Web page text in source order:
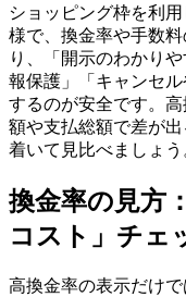
ショッピング枠を利
様で、換金率や手数
り、「開示のわかり
報保護」「キャンセ
するのが安全です。
額や支払総額で差が
着いて見比べましょう
換金率の見方
コスト」チェ
高換金率の表示だけ